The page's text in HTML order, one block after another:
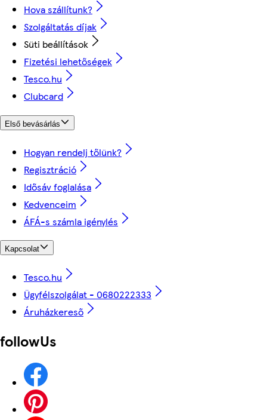
Hova szállítunk?
Szolgáltatás díjak
Süti beállítások
Fizetési lehetőségek
Tesco.hu
Clubcard
Első bevásárlás
Hogyan rendelj tőlünk?
Regisztráció
Idősáv foglalása
Kedvenceim
ÁFÁ-s számla igénylés
Kapcsolat
Tesco.hu
Ügyfélszolgálat - 0680222333
Áruházkereső
followUs